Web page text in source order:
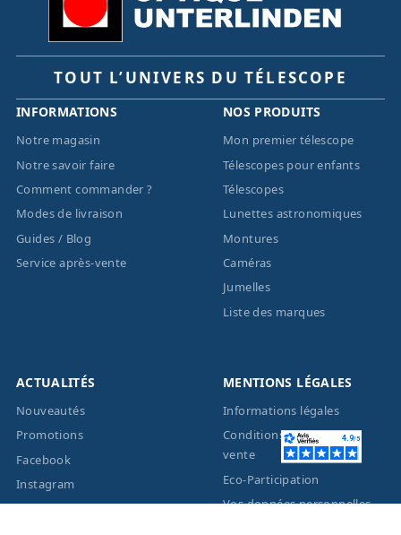
TOUT L’UNIVERS DU TÉLESCOPE
INFORMATIONS
Notre magasin
Notre savoir faire
Comment commander ?
Modes de livraison
Guides / Blog
Service après-vente
NOS PRODUITS
Mon premier télescope
Télescopes pour enfants
Télescopes
Lunettes astronomiques
Montures
Caméras
Jumelles
Liste des marques
ACTUALITÉS
Nouveautés
Promotions
Facebook
Instagram
MENTIONS LÉGALES
Informations légales
Conditions générales de
vente
Eco-Participation
Vos données personnelles